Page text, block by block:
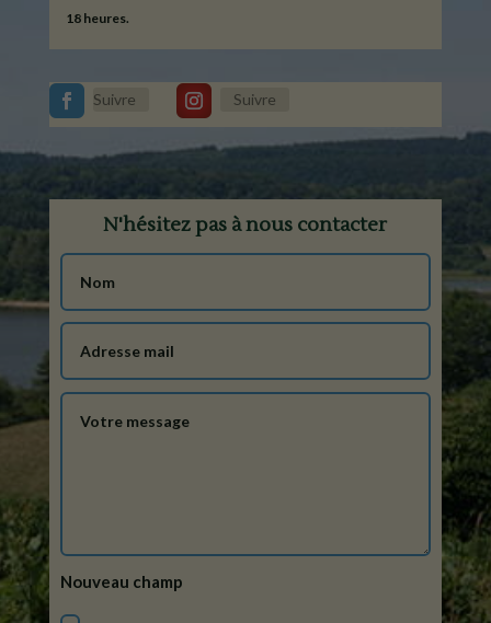
18 heures.
Suivre Suivre
N'hésitez pas à nous contacter
Nouveau champ